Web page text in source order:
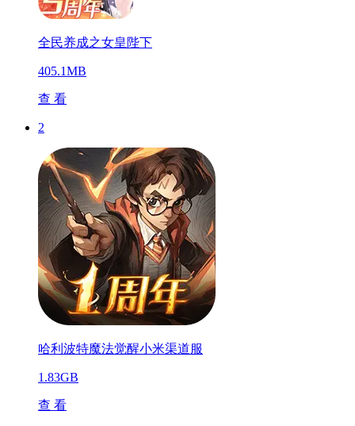
全民养成之女皇陛下
405.1MB
查 看
2
哈利波特魔法觉醒小米渠道服
1.83GB
查 看